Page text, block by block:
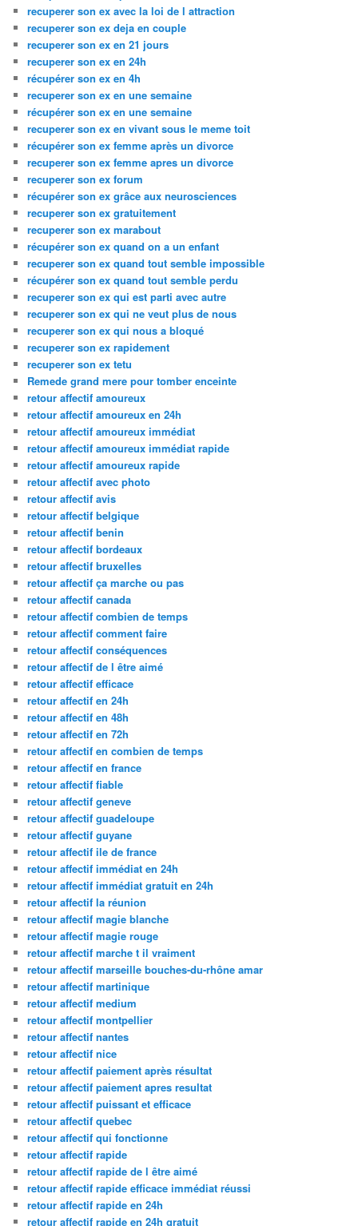
recuperer son ex avec la loi de l attraction
recuperer son ex deja en couple
recuperer son ex en 21 jours
recuperer son ex en 24h
récupérer son ex en 4h
recuperer son ex en une semaine
récupérer son ex en une semaine
recuperer son ex en vivant sous le meme toit
récupérer son ex femme après un divorce
recuperer son ex femme apres un divorce
recuperer son ex forum
récupérer son ex grâce aux neurosciences
recuperer son ex gratuitement
recuperer son ex marabout
récupérer son ex quand on a un enfant
recuperer son ex quand tout semble impossible
récupérer son ex quand tout semble perdu
recuperer son ex qui est parti avec autre
recuperer son ex qui ne veut plus de nous
recuperer son ex qui nous a bloqué
recuperer son ex rapidement
recuperer son ex tetu
Remede grand mere pour tomber enceinte
retour affectif amoureux
retour affectif amoureux en 24h
retour affectif amoureux immédiat
retour affectif amoureux immédiat rapide
retour affectif amoureux rapide
retour affectif avec photo
retour affectif avis
retour affectif belgique
retour affectif benin
retour affectif bordeaux
retour affectif bruxelles
retour affectif ça marche ou pas
retour affectif canada
retour affectif combien de temps
retour affectif comment faire
retour affectif conséquences
retour affectif de l être aimé
retour affectif efficace
retour affectif en 24h
retour affectif en 48h
retour affectif en 72h
retour affectif en combien de temps
retour affectif en france
retour affectif fiable
retour affectif geneve
retour affectif guadeloupe
retour affectif guyane
retour affectif ile de france
retour affectif immédiat en 24h
retour affectif immédiat gratuit en 24h
retour affectif la réunion
retour affectif magie blanche
retour affectif magie rouge
retour affectif marche t il vraiment
retour affectif marseille bouches-du-rhône amar
retour affectif martinique
retour affectif medium
retour affectif montpellier
retour affectif nantes
retour affectif nice
retour affectif paiement après résultat
retour affectif paiement apres resultat
retour affectif puissant et efficace
retour affectif quebec
retour affectif qui fonctionne
retour affectif rapide
retour affectif rapide de l être aimé
retour affectif rapide efficace immédiat réussi
retour affectif rapide en 24h
retour affectif rapide en 24h gratuit